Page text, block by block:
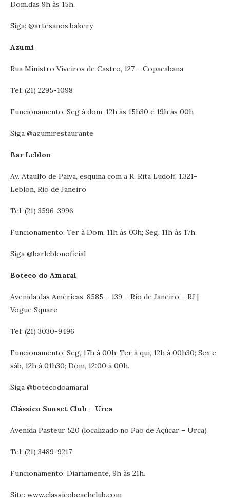
Dom.das 9h às 15h.
Siga: @artesanos.bakery
Azumi
Rua Ministro Viveiros de Castro, 127 – Copacabana
Tel: (21) 2295-1098
Funcionamento: Seg à dom, 12h às 15h30 e 19h às 00h
Siga @azumirestaurante‬‬‬
Bar Leblon
Av. Ataulfo de Paiva, esquina com a R. Rita Ludolf, 1.321-
Leblon, Rio de Janeiro
Tel: (21) 3596-3996
Funcionamento: Ter à Dom, 11h às 03h; Seg, 11h às 17h.
Siga @barleblonoficial
Boteco do Amaral
Avenida das Américas, 8585 – 139 – Rio de Janeiro – RJ |
Vogue Square
Tel: (21) 3030-9496
Funcionamento: Seg, 17h à 00h; Ter à qui, 12h à 00h30; Sex e
sáb, 12h à 01h30; Dom, 12:00 à 00h.
Siga @botecodoamaral
Clássico Sunset Club – Urca
Avenida Pasteur 520 (localizado no Pão de Açúcar – Urca)
Tel: (21) 3489-9217
Funcionamento: Diariamente, 9h às 21h.
Site: www.classicobeachclub.com